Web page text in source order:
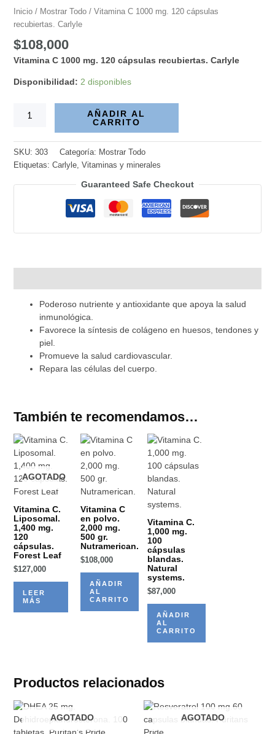
Inicio/ Mostrar Todo/ Vitamina C 1000 mg. 120 cápsulas
recubiertas. Carlyle
$108,000
Vitamina C 1000 mg. 120 cápsulas recubiertas. Carlyle
Disponibilidad: 2 disponibles
cantidad
AÑADIR AL
CARRITO
SKU: 303 Categoría: Mostrar Todo
Etiquetas: Carlyle, Vitaminas y minerales
Guaranteed Safe Checkout
Poderoso nutriente y antioxidante que apoya la salud
inmunológica.
Favorece la síntesis de colágeno en huesos, tendones y
piel.
Promueve la salud cardiovascular.
Repara las células del cuerpo.
También te recomendamos…
AGOTADO
Vitamina C.
Liposomal.
1,400 mg.
120
cápsulas.
Forest Leaf
$127,000
LEER
MÁS
Vitamina C
en polvo.
2,000 mg.
500 gr.
Nutramerican.
$108,000
AÑADIR
AL
CARRITO
Vitamina C.
1,000 mg.
100
cápsulas
blandas.
Natural
systems.
$87,000
AÑADIR
AL
CARRITO
Productos relacionados
AGOTADO AGOTADO